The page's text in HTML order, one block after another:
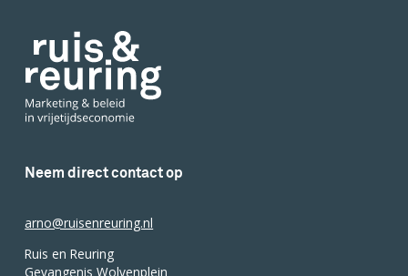
Neem direct contact op
arno@ruisenreuring.nl
Ruis en Reuring
Gevangenis Wolvenplein